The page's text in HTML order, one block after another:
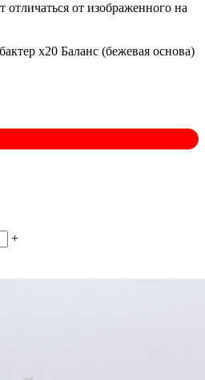
от изображенного на
x20 Баланс (бежевая основа)
+